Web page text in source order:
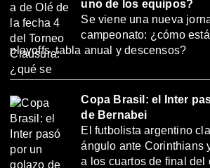
uno de los equipos?
Se viene una nueva
campeonato: ¿cómo
playoffs, tabla anual y descensos?
Copa Brasil: el Inter
de Bernabei
El futbolista argentino
ángulo ante Corinthians
a los cuartos de final del